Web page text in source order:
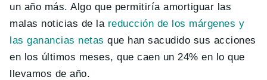
un año más. Algo que permitiría amortiguar las
malas noticias de la reducción de los márgenes y
las ganancias netas que han sacudido sus acciones
en los últimos meses, que caen un 24% en lo que
llevamos de año.